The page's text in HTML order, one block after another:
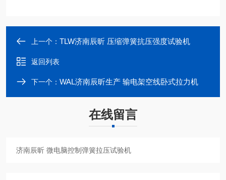
上一个： TLW济南辰昕 压缩弹簧抗压强度试验机
返回列表
下一个： WAL济南辰昕生产 输电架空线卧式拉力机
在线留言